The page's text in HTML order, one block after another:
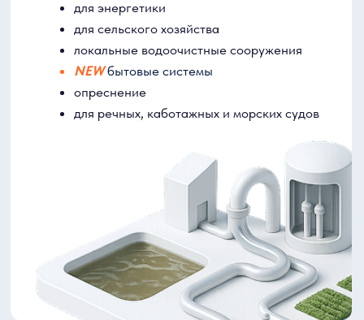
Водоподготовка для энергетики
Насосное и компрессорное оборудование
КИП, системы диагностики, учета и
мониторинга
Монтаж, ремонт и обслуживание
Подробнее
Автоматизация систем
водоснабжения
и водоотведения. Контроль и
мониторинг